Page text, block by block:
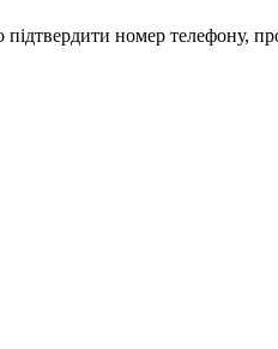
номер телефону,